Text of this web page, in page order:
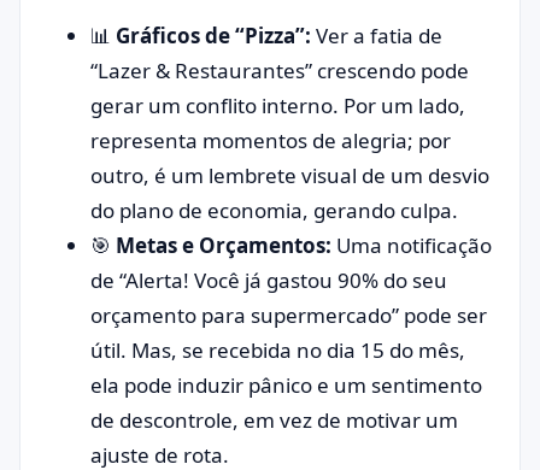
📊 Gráficos de “Pizza”: Ver a fatia de
“Lazer & Restaurantes” crescendo pode
gerar um conflito interno. Por um lado,
representa momentos de alegria; por
outro, é um lembrete visual de um desvio
do plano de economia, gerando culpa.
🎯 Metas e Orçamentos: Uma notificação
de “Alerta! Você já gastou 90% do seu
orçamento para supermercado” pode ser
útil. Mas, se recebida no dia 15 do mês,
ela pode induzir pânico e um sentimento
de descontrole, em vez de motivar um
ajuste de rota.